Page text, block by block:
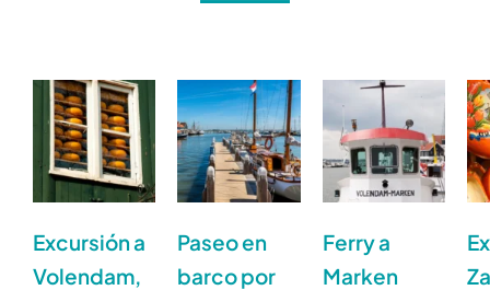
Excursión a
Volendam,
Paseo en
barco por
Ferry a
Marken